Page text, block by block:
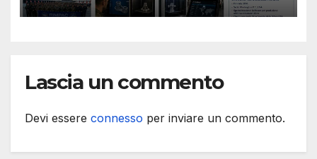
Lascia un commento
Devi essere connesso per inviare un commento.